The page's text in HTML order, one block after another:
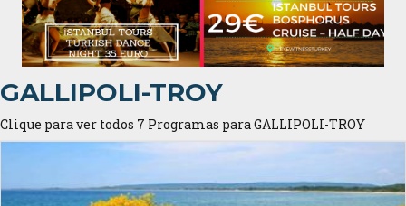
GALLIPOLI-TROY
Clique para ver todos 7 Programas para GALLIPOLI-TROY